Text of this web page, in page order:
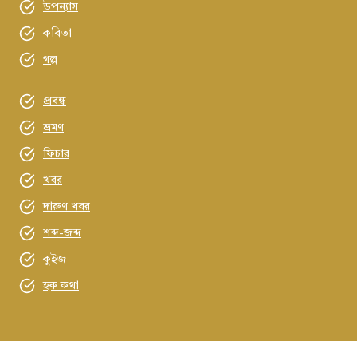
উপন্যাস
কবিতা
গল্প
প্রবন্ধ
ভ্রমণ
ফিচার
খবর
দারুণ খবর
শব্দ-জব্দ
কুইজ
হক কথা